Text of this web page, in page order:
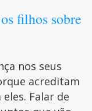
filhos sobre
nos seus
acreditam
Falar de